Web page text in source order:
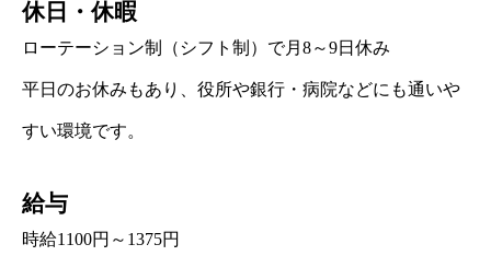
休日・休暇
ローテーション制（シフト制）で月8～9日休み
平日のお休みもあり、役所や銀行・病院などにも通いや
すい環境です。
給与
時給1100円～1375円